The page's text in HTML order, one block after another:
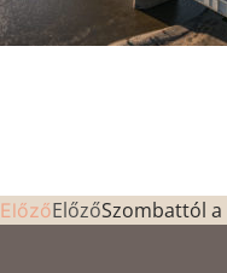
ElőzőElőzőSzombattól a